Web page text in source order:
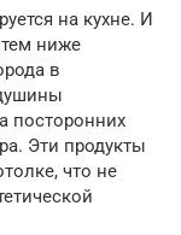
на кухне. И
ниже
в
посторонних
Эти продукты
что не